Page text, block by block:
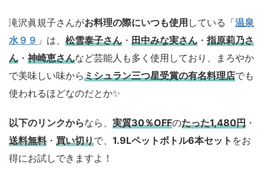
滝沢眞規子さんがお料理の際にいつも使用 している「温泉
水９９ 」は、 松雪泰子さん ・ 田中みな実さん ・ 指原莉乃さ
ん ・ 神崎恵さんなど芸能人も多く使用しており、まろやか
で美味しい味からミシュラン三つ星受賞の有名料理店でも
使われるほどなのだとか✨
以下のリンクからなら、 実質30％OFFのたった1,480円 ・
送料無料・ 買い切りで、 1.9Lペットボトル6本セット をお
得にお試しできますよ！